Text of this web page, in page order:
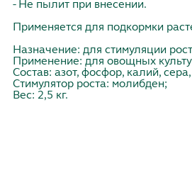
- Не пылит при внесении.
Применяется для подкормки
Назначение: для стимуляции
Применение: для овощных
Состав: азот, фосфор, калий,
Стимулятор роста: молибден;
Вес: 2,5 кг.